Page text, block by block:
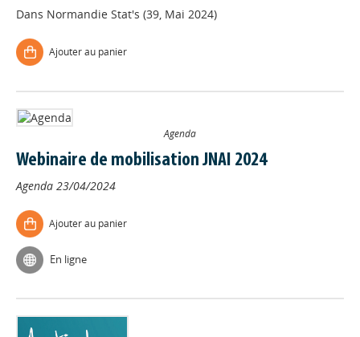
Dans Normandie Stat's (39, Mai 2024)
Ajouter au panier
Agenda
Webinaire de mobilisation JNAI 2024
Agenda 23/04/2024
Ajouter au panier
En ligne